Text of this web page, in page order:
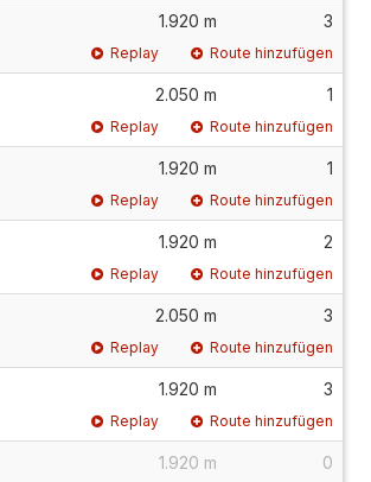
1.920 m 3
Replay Route hinzufügen
2.050 m 1
Replay Route hinzufügen
1.920 m 1
Replay Route hinzufügen
1.920 m 2
Replay Route hinzufügen
2.050 m 3
Replay Route hinzufügen
1.920 m 3
Replay Route hinzufügen
1.920 m 0